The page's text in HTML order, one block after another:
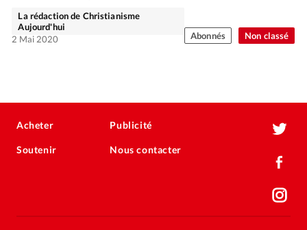
Non classé
La rédaction de Christianisme
Aujourd'hui
2 Mai 2020
Abonnés
Acheter
Soutenir
Publicité
Nous contacter